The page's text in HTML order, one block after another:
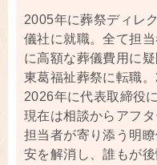
2005年に葬祭ディレ
儀社に就職。全て担
に高額な葬儀費用に
東葛福祉葬祭に転職
2026年に代表取締役に
現在は相談からアフ
担当者が寄り添う明
安を解消し、誰もが